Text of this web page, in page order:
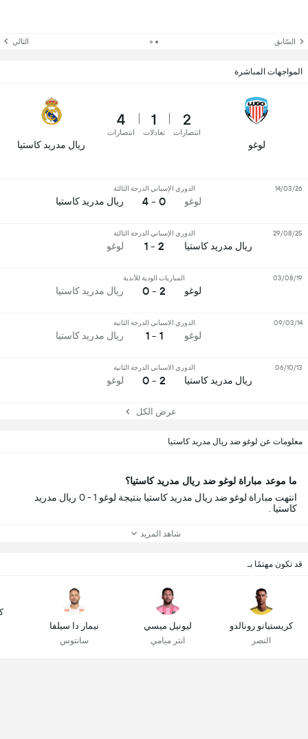
السّابق التالي
المواجهات المباشرة
لوغو
2
انتصارات
1
تعادلات
4
انتصارات
ريال مدريد كاستيا
لوغو
الدوري الإسباني الدرجة الثالثة
0 - 4 ريال مدريد كاستيا
14/03/26
ريال مدريد كاستيا
الدوري الإسباني الدرجة الثالثة
2 - 1 لوغو
29/08/25
لوغو
المباريات الودية للأندية
2 - 0 ريال مدريد كاستيا
03/08/19
لوغو
الدوري الاسباني الدرجة الثانية
1 - 1 ريال مدريد كاستيا
09/03/14
ريال مدريد كاستيا
الدوري الاسباني الدرجة الثانية
2 - 0 لوغو
06/10/13
عرض الكل
معلومات عن لوغو ضد ريال مدريد كاستيا
ما موعد مباراة لوغو ضد ريال مدريد كاستيا؟
انتهت مباراة لوغو ضد ريال مدريد كاستيا بنتيجة لوغو 1 - 0 ريال مدريد
كاستيا .
شاهد المزيد
قد تكون مهتمًا بـ
كريستيانو رونالدو
النصر
ليونيل ميسي
انتر ميامي
نيمار دا سيلفا
سانتوس